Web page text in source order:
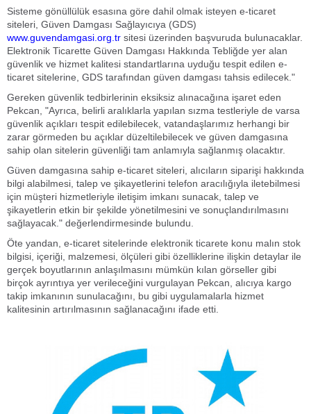
Sisteme gönüllülük esasına göre dahil olmak isteyen e-ticaret
siteleri, Güven Damgası Sağlayıcıya (GDS)
www.guvendamgasi.org.tr sitesi üzerinden başvuruda bulunacaklar.
Elektronik Ticarette Güven Damgası Hakkında Tebliğde yer alan
güvenlik ve hizmet kalitesi standartlarına uyduğu tespit edilen e-
ticaret sitelerine, GDS tarafından güven damgası tahsis edilecek."
Gereken güvenlik tedbirlerinin eksiksiz alınacağına işaret eden
Pekcan, "Ayrıca, belirli aralıklarla yapılan sızma testleriyle de varsa
güvenlik açıkları tespit edilebilecek, vatandaşlarımız herhangi bir
zarar görmeden bu açıklar düzeltilebilecek ve güven damgasına
sahip olan sitelerin güvenliği tam anlamıyla sağlanmış olacaktır.
Güven damgasına sahip e-ticaret siteleri, alıcıların siparişi hakkında
bilgi alabilmesi, talep ve şikayetlerini telefon aracılığıyla iletebilmesi
için müşteri hizmetleriyle iletişim imkanı sunacak, talep ve
şikayetlerin etkin bir şekilde yönetilmesini ve sonuçlandırılmasını
sağlayacak." değerlendirmesinde bulundu.
Öte yandan, e-ticaret sitelerinde elektronik ticarete konu malın stok
bilgisi, içeriği, malzemesi, ölçüleri gibi özelliklerine ilişkin detaylar ile
gerçek boyutlarının anlaşılmasını mümkün kılan görseller gibi
birçok ayrıntıya yer verileceğini vurgulayan Pekcan, alıcıya kargo
takip imkanının sunulacağını, bu gibi uygulamalarla hizmet
kalitesinin artırılmasının sağlanacağını ifade etti.